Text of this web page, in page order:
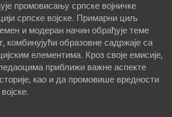
промовисању српске војничке
српске војске. Примарни циљ
и модеран начин обрађује теме
комбинујући образовне садржаје са
елементима. Кроз своје емисије,
приближи важне аспекте
као и да промовише вредности